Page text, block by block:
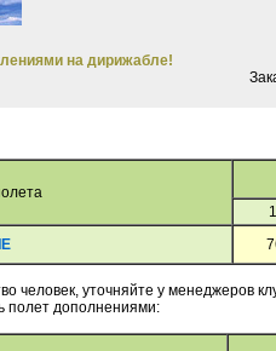
на дирижабле!
человек, уточняйте у менеджеров
дополнениями: